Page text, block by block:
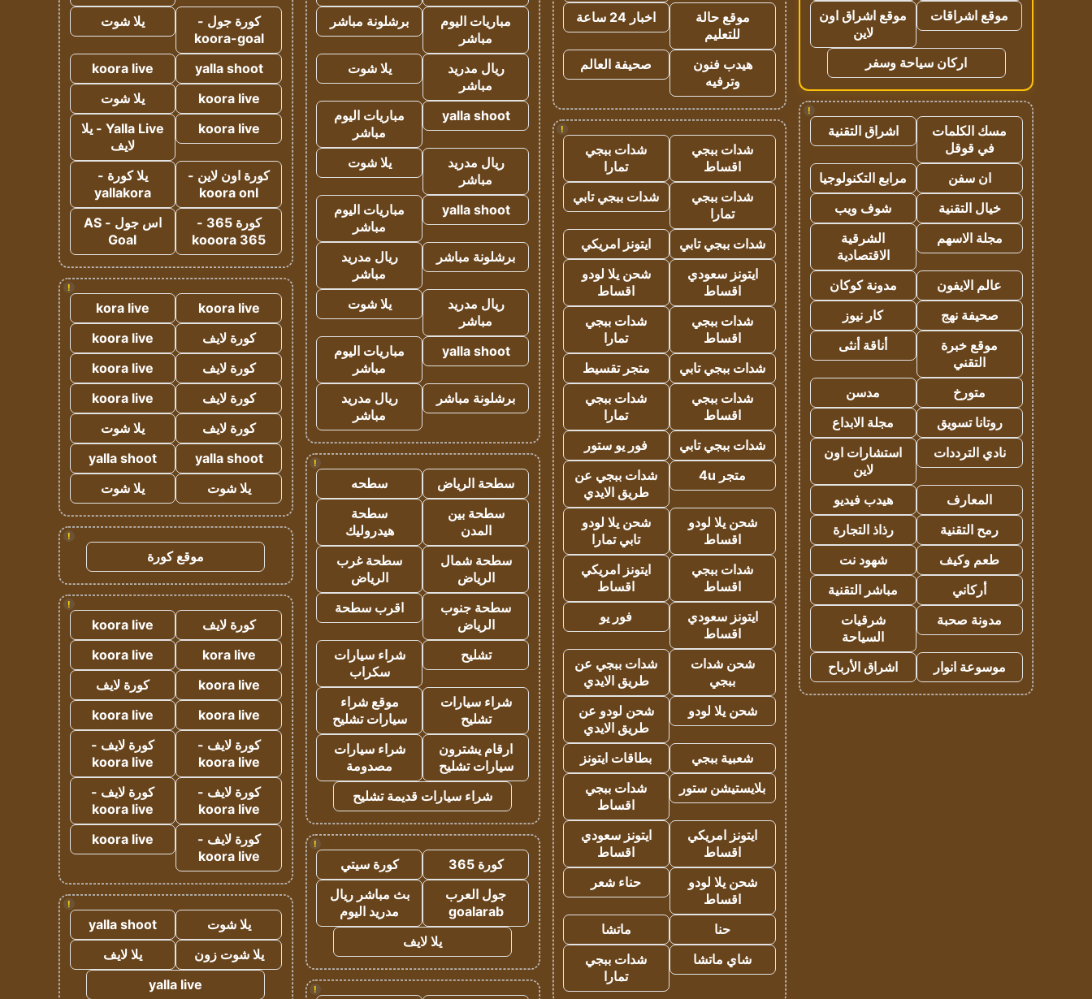
موقع اشراقات
موقع اشراق اون
لاين
اركان سياحة وسفر
!
مسك الكلمات
في قوقل
اشراق التقنية
ان سفن
مرابع التكنولوجيا
خيال التقنية
شوف ويب
مجلة الاسهم
الشرقية
الاقتصادية
عالم الايفون
مدونة كوكان
صحيفة نهج
كار نيوز
موقع خبرة
التقني
أناقة أنثى
متورخ
مدسن
روتانا تسويق
مجلة الابداع
نادي الترددات
استشارات اون
لاين
المعارف
هيدب فيديو
رمح التقنية
رذاذ التجارة
طعم وكيف
شهود نت
أركاني
مباشر التقنية
مدونة صحبة
شرقيات
السياحة
موسوعة انوار
اشراق الأرباح
موقع حالة
للتعليم
اخبار 24 ساعة
هيدب فنون
وترفيه
صحيفة العالم
!
شدات ببجي
اقساط
شدات ببجي
تمارا
شدات ببجي
تمارا
شدات ببجي تابي
شدات ببجي تابي
ايتونز امريكي
ايتونز سعودي
اقساط
شحن يلا لودو
اقساط
شدات ببجي
اقساط
شدات ببجي
تمارا
شدات ببجي تابي
متجر تقسيط
شدات ببجي
اقساط
شدات ببجي
تمارا
شدات ببجي تابي
فور يو ستور
متجر 4u
شدات ببجي عن
طريق الايدي
شحن يلا لودو
اقساط
شحن يلا لودو
تابي تمارا
شدات ببجي
اقساط
ايتونز امريكي
اقساط
ايتونز سعودي
اقساط
فور يو
شحن شدات
ببجي
شدات ببجي عن
طريق الايدي
شحن يلا لودو
شحن لودو عن
طريق الايدي
شعبية ببجي
بطاقات ايتونز
بلايستيشن ستور
شدات ببجي
اقساط
ايتونز امريكي
اقساط
ايتونز سعودي
اقساط
شحن يلا لودو
اقساط
حناء شعر
حنا
ماتشا
شاي ماتشا
شدات ببجي
تمارا
مباريات اليوم
مباشر
برشلونة مباشر
ريال مدريد
مباشر
يلا شوت
yalla shoot
مباريات اليوم
مباشر
ريال مدريد
مباشر
يلا شوت
yalla shoot
مباريات اليوم
مباشر
برشلونة مباشر
ريال مدريد
مباشر
ريال مدريد
مباشر
يلا شوت
yalla shoot
مباريات اليوم
مباشر
برشلونة مباشر
ريال مدريد
مباشر
!
سطحة الرياض
سطحه
سطحة بين
المدن
سطحة
هيدروليك
سطحة شمال
الرياض
سطحة غرب
الرياض
سطحة جنوب
الرياض
اقرب سطحة
تشليح
شراء سيارات
سكراب
شراء سيارات
تشليح
موقع شراء
سيارات تشليح
ارقام يشترون
سيارات تشليح
شراء سيارات
مصدومة
شراء سيارات قديمة تشليح
!
كورة 365
كورة سيتي
جول العرب
goalarab
بث مباشر ريال
مدريد اليوم
يلا لايف
!
كورة جول -
koora-goal
يلا شوت
yalla shoot
koora live
koora live
يلا شوت
koora live
Yalla Live - يلا
لايف
كورة اون لاين -
koora onl
يلا كورة -
yallakora
كورة 365 -
kooora 365
اس جول - AS
Goal
!
koora live
kora live
كورة لايف
koora live
كورة لايف
koora live
كورة لايف
koora live
كورة لايف
يلا شوت
yalla shoot
yalla shoot
يلا شوت
يلا شوت
!
موقع كورة
!
كورة لايف
koora live
kora live
koora live
koora live
كورة لايف
koora live
koora live
كورة لايف -
koora live
كورة لايف -
koora live
كورة لايف -
koora live
كورة لايف -
koora live
كورة لايف -
koora live
koora live
!
يلا شوت
yalla shoot
يلا شوت زون
يلا لايف
yalla live